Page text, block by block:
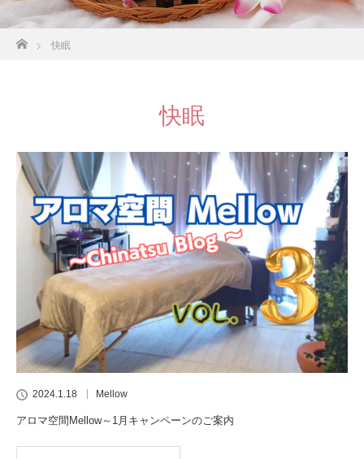
ホーム
快眠
快眠
2024.1.18 Mellow
アロマ空間Mellow～1月キャンペーンのご案内